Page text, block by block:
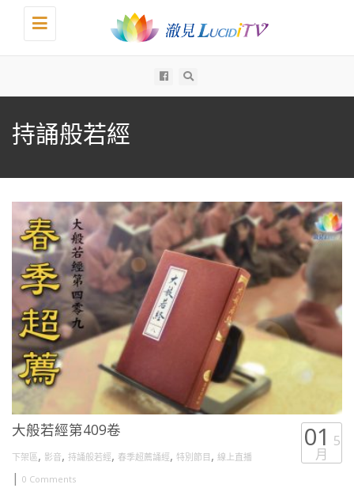
Toggle
navigation
持誦般若經
大般若經第409卷
下架區, 影音, 持誦般若經, 春季超薦誦經, 特別節目 , 線上直播
| 0 Comments
01 5
月